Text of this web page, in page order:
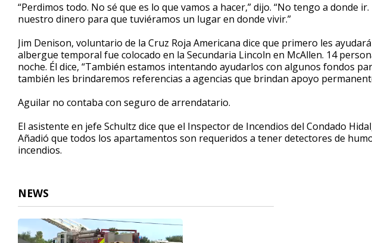
“Perdimos todo. No sé que es lo que vamos a hacer,” dijo. “No tengo a donde
nuestro dinero para que tuviéramos un lugar en donde vivir.”
Jim Denison, voluntario de la Cruz Roja Americana dice que primero les
albergue temporal fue colocado en la Secundaria Lincoln en McAllen. 14
noche. Él dice, “También estamos intentando ayudarlos con algunos fondos
también les brindaremos referencias a agencias que brindan apoyo
Aguilar no contaba con seguro de arrendatario.
El asistente en jefe Schultz dice que el Inspector de Incendios del Condado
Añadió que todos los apartamentos son requeridos a tener detectores de
incendios.
NEWS